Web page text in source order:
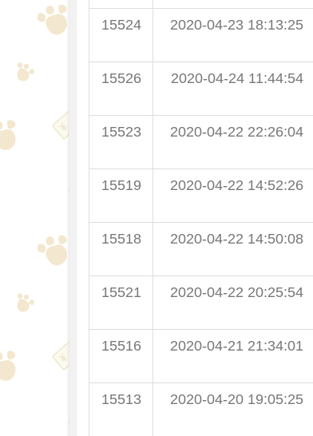
15524 2020-04-23 18:13:25
15526 2020-04-24 11:44:54
15523 2020-04-22 22:26:04
15519 2020-04-22 14:52:26
15518 2020-04-22 14:50:08
15521 2020-04-22 20:25:54
15516 2020-04-21 21:34:01
15513 2020-04-20 19:05:25